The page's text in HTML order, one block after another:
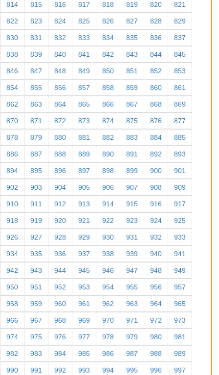
814 815 816 817 818 819 820 821
822 823 824 825 826 827 828 829
830 831 832 833 834 835 836 837
838 839 840 841 842 843 844 845
846 847 848 849 850 851 852 853
854 855 856 857 858 859 860 861
862 863 864 865 866 867 868 869
870 871 872 873 874 875 876 877
878 879 880 881 882 883 884 885
886 887 888 889 890 891 892 893
894 895 896 897 898 899 900 901
902 903 904 905 906 907 908 909
910 911 912 913 914 915 916 917
918 919 920 921 922 923 924 925
926 927 928 929 930 931 932 933
934 935 936 937 938 939 940 941
942 943 944 945 946 947 948 949
950 951 952 953 954 955 956 957
958 959 960 961 962 963 964 965
966 967 968 969 970 971 972 973
974 975 976 977 978 979 980 981
982 983 984 985 986 987 988 989
990 991 992 993 994 995 996 997